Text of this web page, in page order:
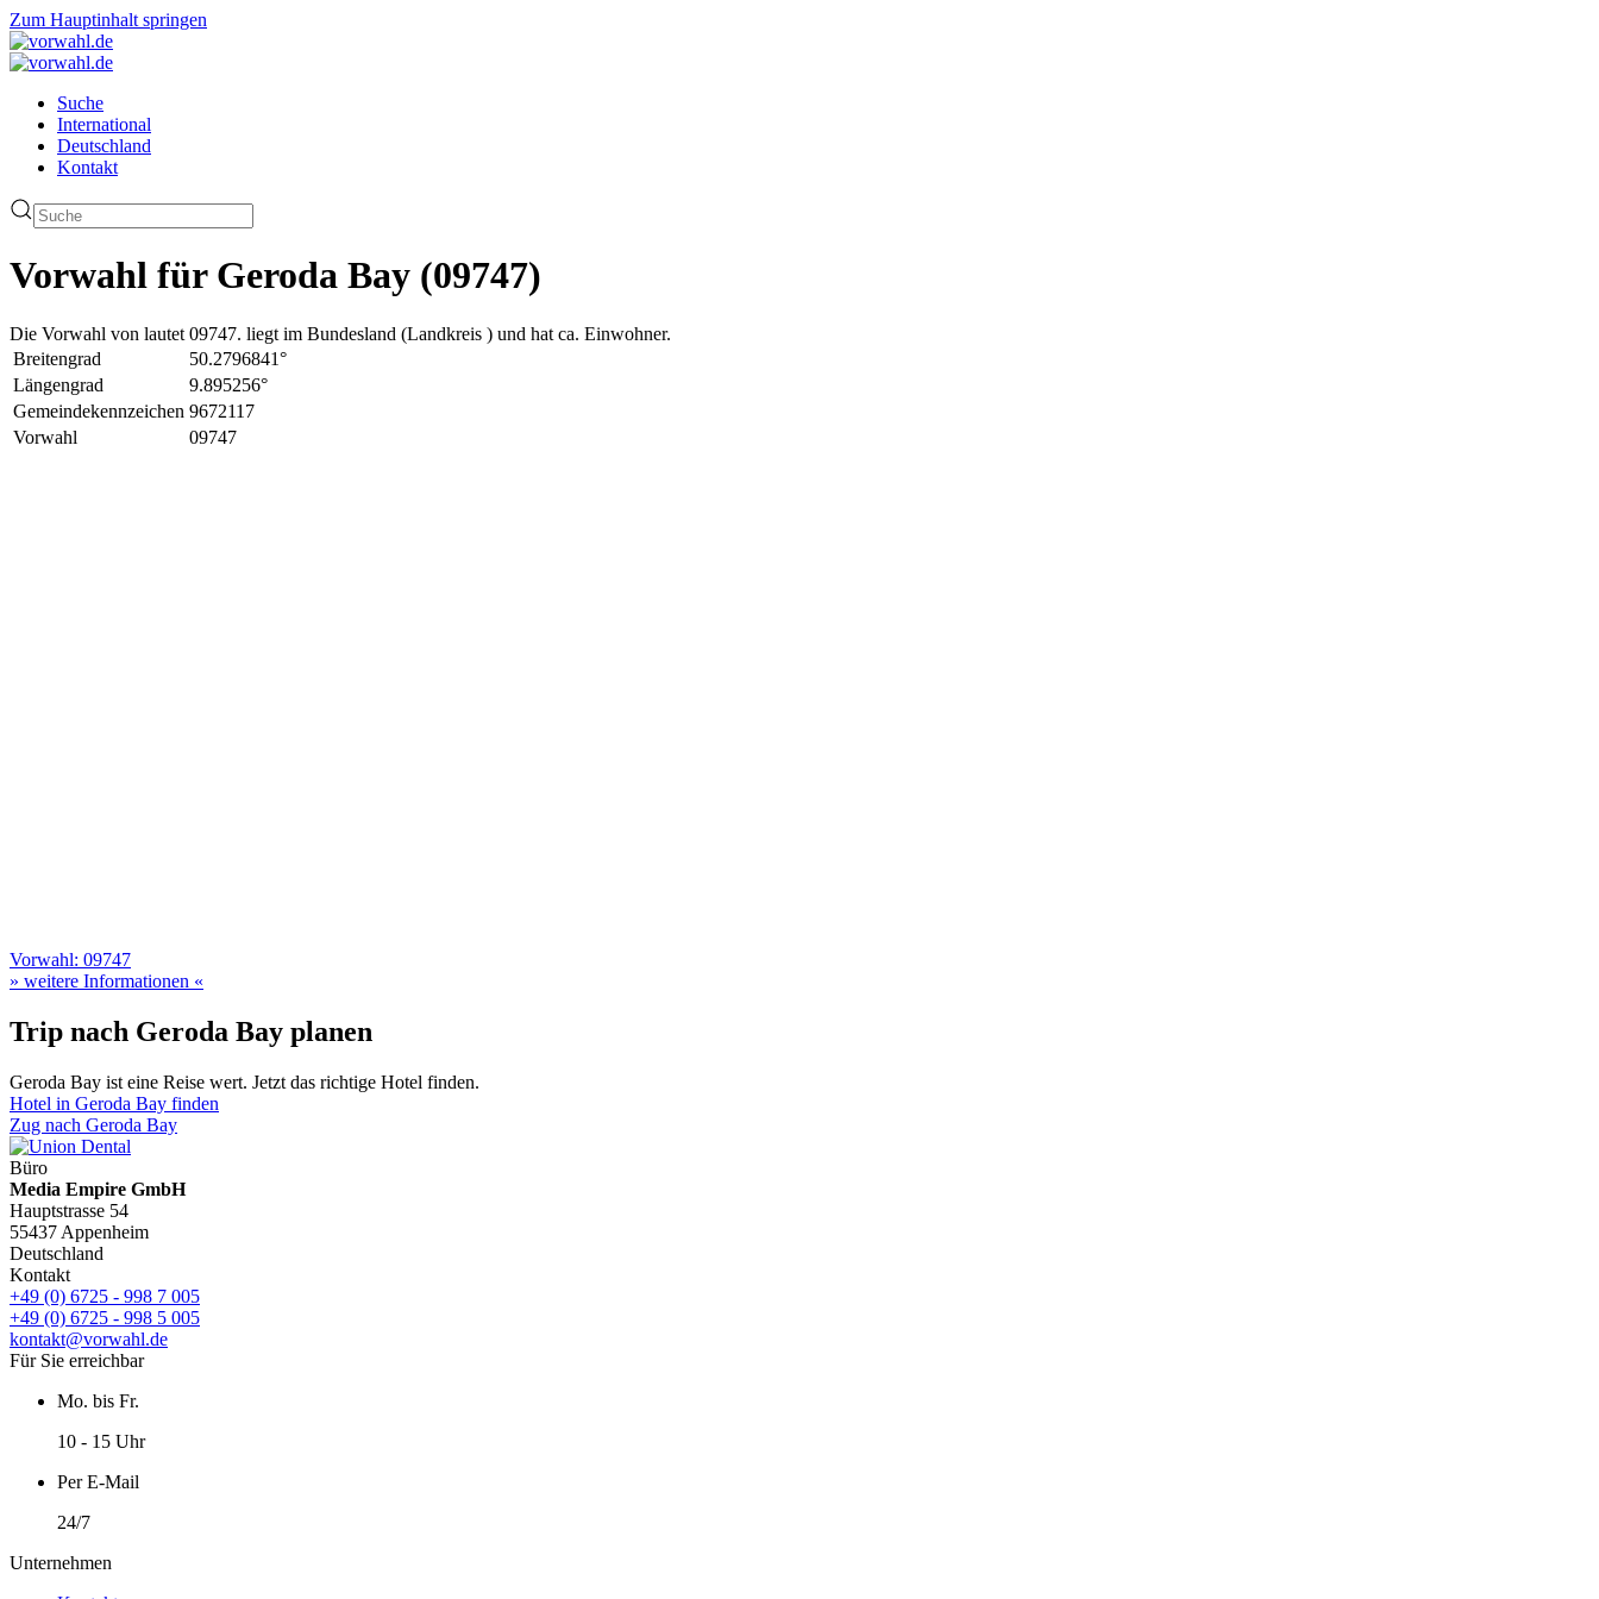
Zum Hauptinhalt springen
Suche
International
Deutschland
Kontakt
Vorwahl für Geroda Bay (09747)
Die Vorwahl von lautet 09747. liegt im Bundesland (Landkreis ) und hat ca. Einwohner.
Breitengrad
50.2796841°
Längengrad
9.895256°
Gemeindekennzeichen 9672117
Vorwahl
09747
Vorwahl: 09747
» weitere Informationen «
Trip nach Geroda Bay planen
Geroda Bay ist eine Reise wert. Jetzt das richtige Hotel finden.
Hotel in Geroda Bay finden
Zug nach Geroda Bay
Büro
Media Empire GmbH
Hauptstrasse 54
55437 Appenheim
Deutschland
Kontakt
+49 (0) 6725 - 998 7 005
+49 (0) 6725 - 998 5 005
kontakt@vorwahl.de
Für Sie erreichbar
Mo. bis Fr.
10 - 15 Uhr
Per E-Mail
24/7
Unternehmen